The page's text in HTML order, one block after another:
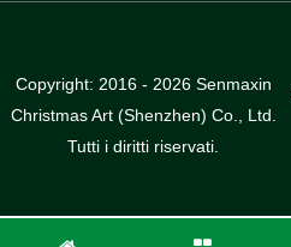
Copyright: 2016 - 2026 Senmaxin
Christmas Art (Shenzhen) Co., Ltd.
Tutti i diritti riservati.